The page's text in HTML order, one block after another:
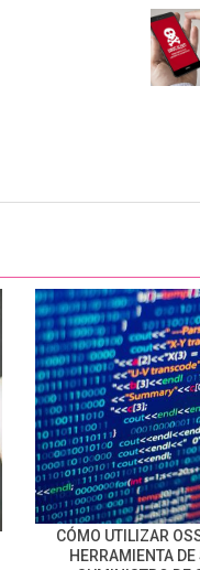
CÓMO UTILIZAR
HERRAMIENTA